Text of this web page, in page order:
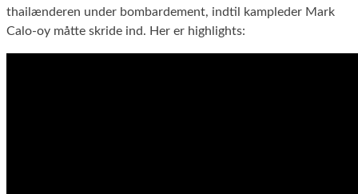
thailænderen under bombardement, indtil kampleder Mark
Calo-oy måtte skride ind. Her er highlights: